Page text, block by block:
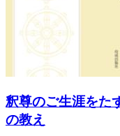
釈尊のご生涯をた
の教え